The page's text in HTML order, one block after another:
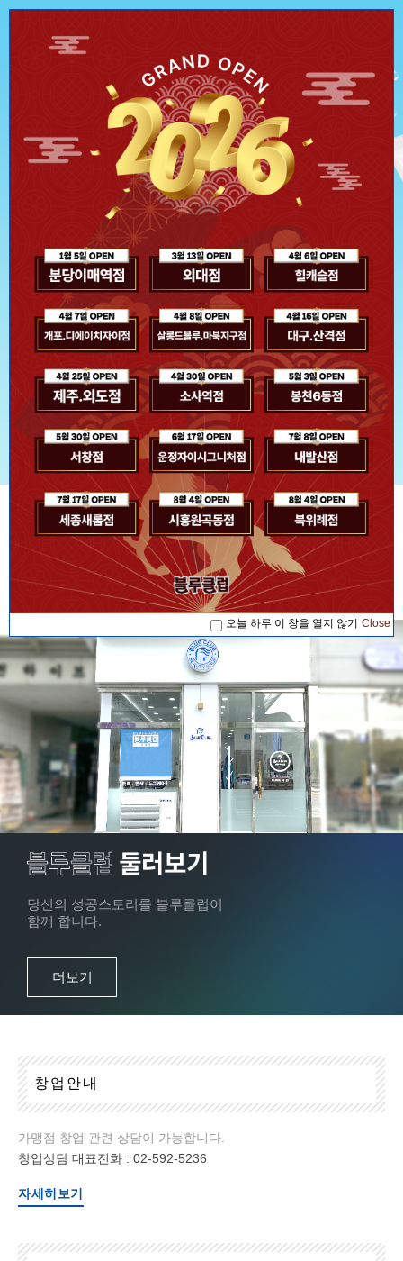
신제품 스파클링 라인 출신
극강의 시원함을 선사하다
두피 속까지 톡! 쏘는
스파클링 헤어 팩&토닉
제품 보러 가기
공지사항
[공지사항] [블루소식]2026. 07. 17 '블루...
[공지사항] [블루소식]2026. 08. 04 '블루...
[공지사항] [블루소식]2026. 08. 04 '블루...
[공지사항] [블루소식]2026. 07. 17 '블루...
[공지사항] [블루소식]2026. 08. 04 '블루...
당신의 성공스토리를 블루클럽이
함께 합니다.
더보기
창업 안내
가맹점 창업 관련 상담이 가능합니다.
창업상담 대표전화 : 02-592-5236
자세히보기
오늘 하루 이 창을 열지 않기 Close
오늘 하루 이 창을 열지 않기 Close
오늘 하루 이 창을 열지 않기 Close